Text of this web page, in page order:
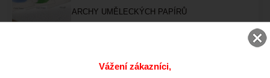
ARCHY UMĚLECKÝCH PAPÍRŮ
Vážení zákazníci,